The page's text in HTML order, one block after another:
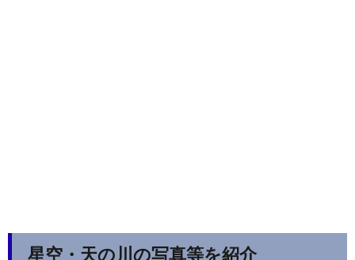
星空・天の川の写真等を紹介